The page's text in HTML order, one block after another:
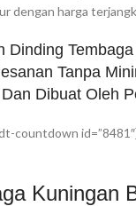
dengan harga
Dinding
Tanpa
Dibuat Oleh
countdown
Kuningan